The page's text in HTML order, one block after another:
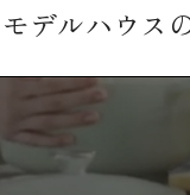
モデルハウス